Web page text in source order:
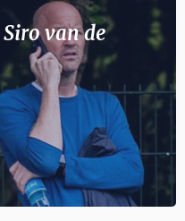
van de